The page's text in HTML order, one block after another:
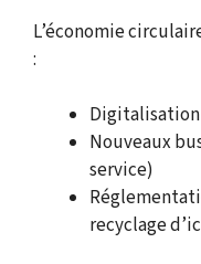
L’économie
:
Digitalisation
Nouveaux
service)
recyclage